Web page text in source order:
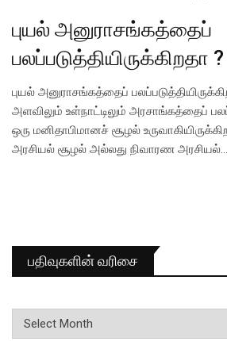
புயல் அனுராசங்கத்தைப்
பலப்படுத்தியிருக்கிறதா ?
புயல் அனுராசங்கத்தைப்
அளவிலும் உள்நாட்டிலும் அரசாங்கத்தைப்
ஒரு மனிதாபிமானச் சூழல்
அரசியல் சூழல் அல்லது நிவாரண அரசியல்…
பதிவுகளின் வரிசை
பதிவுகளின்
வரிசை